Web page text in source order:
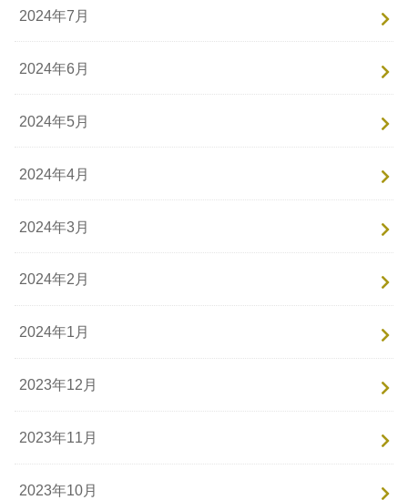
2024年7月
2024年6月
2024年5月
2024年4月
2024年3月
2024年2月
2024年1月
2023年12月
2023年11月
2023年10月